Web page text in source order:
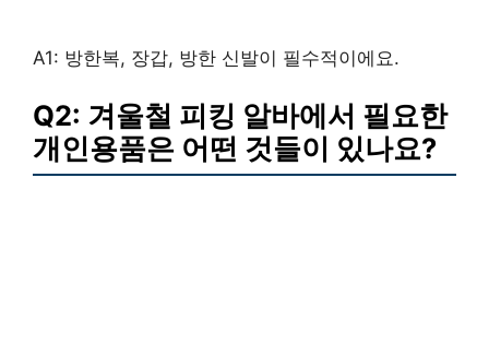
A1: 방한복, 장갑, 방한 신발이 필수적이에요.
Q2: 겨울철 피킹 알바에서 필요한
개인용품은 어떤 것들이 있나요?